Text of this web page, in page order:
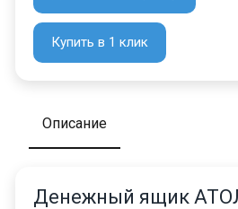
Купить в 1 клик
Описание
Денежный ящик